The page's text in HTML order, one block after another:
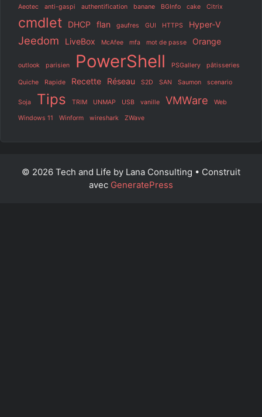
Aeotec anti-gaspi authentification banane BGInfo cake Citrix
cmdlet DHCP flan gaufres GUI HTTPS Hyper-V
Jeedom LiveBox McAfee mfa mot de passe Orange
outlook parisien PowerShell PSGallery pâtisseries
Quiche Rapide Recette Réseau S2D SAN Saumon scenario
Soja Tips TRIM UNMAP USB vanille VMWare Web
Windows 11 Winform wireshark ZWave
© 2026 Tech and Life by Lana Consulting • Construit
avec GeneratePress